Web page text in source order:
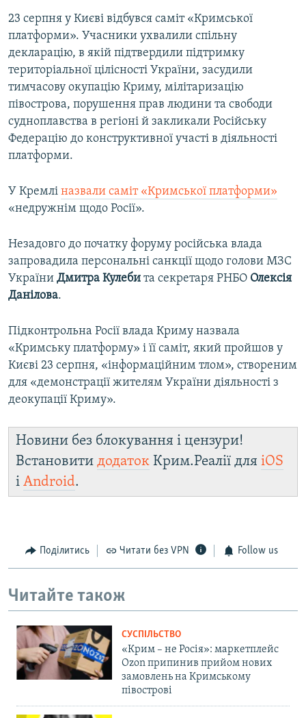
23 серпня у Києві відбувся саміт «Кримської
платформи». Учасники ухвалили спільну
декларацію, в якій підтвердили підтримку
територіальної цілісності України, засудили
тимчасову окупацію Криму, мілітаризацію
півострова, порушення прав людини та свободи
судноплавства в регіоні й закликали Російську
Федерацію до конструктивної участі в діяльності
платформи.
У Кремлі назвали саміт «Кримської платформи»
«недружнім щодо Росії».
Незадовго до початку форуму російська влада
запровадила персональні санкції щодо голови МЗС
України Дмитра Кулеби та секретаря РНБО Олексія
Данілова.
Підконтрольна Росії влада Криму назвала
«Кримську платформу» і її саміт, який пройшов у
Києві 23 серпня, «інформаційним тлом», створеним
для «демонстрації жителям України діяльності з
деокупації Криму».
Новини без блокування і цензури!
Встановити додаток Крим.Реалії для iOS
і Android.
Поділитись Читати без VPN Follow us
Читайте також
СУСПІЛЬСТВО
«Крим – не Росія»: маркетплейс
Ozon припинив прийом нових
замовлень на Кримському
півострові